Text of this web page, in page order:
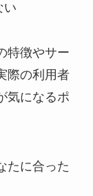
い
特徴やサー
際の利用者
気になるポ
たに合った